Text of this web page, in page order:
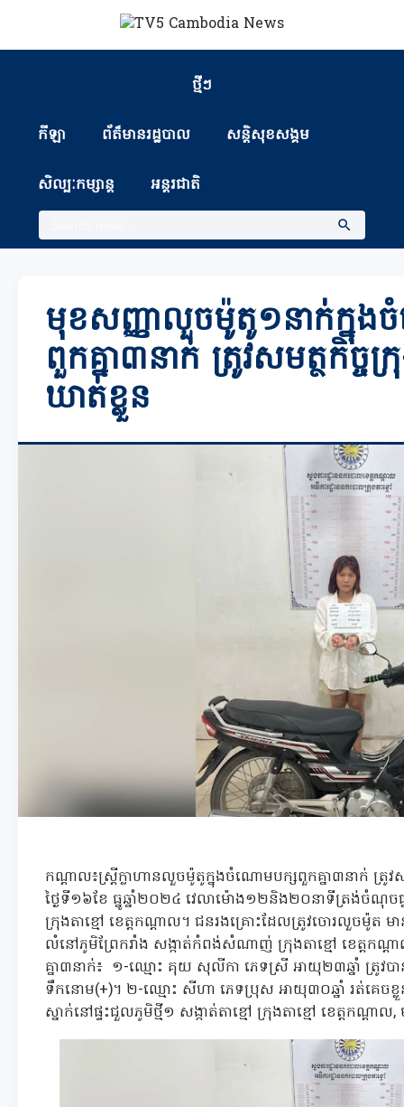
ថ្មីៗ
កីឡា ព័ត៏មានរដ្ឋបាល សន្តិសុខសង្គម
សិល្បៈកម្សាន្ត អន្តរជាតិ
មុខសញ្ញាលួចម៉ូតូ១នាក់ក្នុង
ពួកគ្នា៣នាក់ ត្រូវសមត្ថកិច្ចក្
ឃាត់ខ្លួន
កណ្ដាល៖ស្រ្តីក្លាហានលួចម៉ូតូក្នុងចំណោមបក្សពួកគ្នា៣នាក់ ត្រូវស
ថ្ងៃទី១៦ខែ ធ្នូឆ្នាំ២០២៤ វេលាម៉ោង១២និង២០នាទីត្រង់ចំណុច
ក្រុងតាខ្មៅ ខេត្តកណ្តាល។ ជនរងគ្រោះដែលត្រូវចោរលួចម៉ូត
លំនៅភូមិព្រែករាំង សង្កាត់កំពង់សំណាញ់ ក្រុងតាខ្មៅ ខេត្តក
គ្នា៣នាក់៖ ១-ឈ្មោះ គុយ សុលីកា ភេទស្រី អាយុ២៣ឆ្នាំ ត្រូវប
ទឹកនោម(+)។ ២-ឈ្មោះ សីហា ភេទប្រុស អាយុ៣០ឆ្នាំ រត់គេចខ្លួ
ស្នាក់នៅផ្ទះជួលភូមិថ្មី១ សង្កាត់តាខ្មៅ ក្រុងតាខ្មៅ ខេត្តកណ្តា